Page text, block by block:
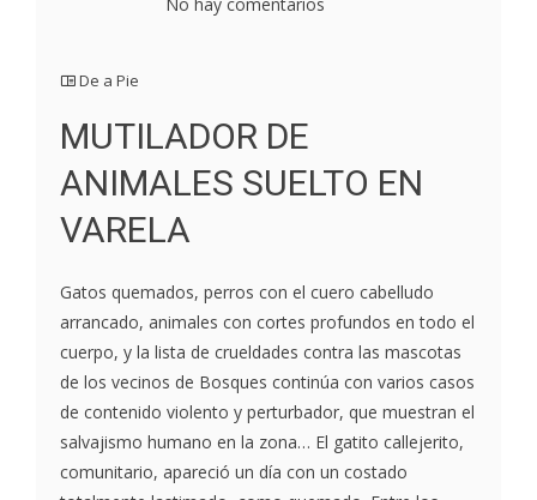
No hay comentarios
De a Pie
MUTILADOR DE
ANIMALES SUELTO EN
VARELA
Gatos quemados, perros con el cuero cabelludo
arrancado, animales con cortes profundos en todo el
cuerpo, y la lista de crueldades contra las mascotas
de los vecinos de Bosques continúa con varios casos
de contenido violento y perturbador, que muestran el
salvajismo humano en la zona… El gatito callejerito,
comunitario, apareció un día con un costado